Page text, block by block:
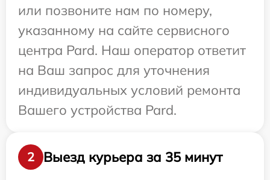
или позвоните нам по номеру,
указанному на сайте сервисного
центра Pard. Наш оператор ответит
на Ваш запрос для уточнения
индивидуальных условий ремонта
Вашего устройства Pard.
2
Выезд курьера за 35 минут